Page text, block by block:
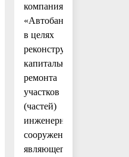
компания
«Автобан»,
в целях
реконструкции,
капитального
ремонта
участков
(частей)
инженерного
сооружения,
являющегося